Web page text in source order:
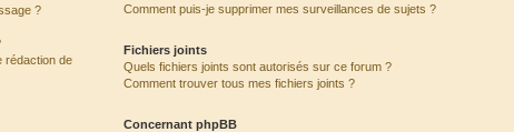
?
rédaction de
Comment puis-je supprimer mes surveillances de sujets ?
Fichiers joints
Quels fichiers joints sont autorisés sur ce forum ?
Comment trouver tous mes fichiers joints ?
Concernant phpBB